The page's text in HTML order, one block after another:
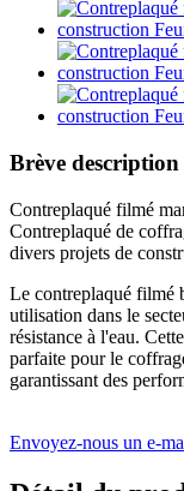
Brève description
Contreplaqué filmé
Contreplaqué de
divers projets de
Le contreplaqué filmé
utilisation dans le
résistance à l'eau.
parfaite pour le
garantissant des
Envoyez-nous un e-